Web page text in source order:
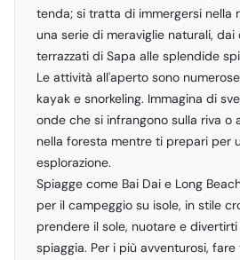
tenda; si tratta di immergersi nella
una serie di meraviglie naturali,
terrazzati di Sapa alle splendide
Le attività all'aperto sono
kayak e snorkeling. Immagina di
onde che si infrangono sulla riva o
nella foresta mentre ti prepari per
esplorazione.
Spiagge come Bai Dai e Long
per il campeggio su isole, in stile
prendere il sole, nuotare e
spiaggia. Per i più avventurosi,